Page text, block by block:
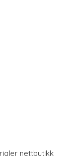
nettbutikk